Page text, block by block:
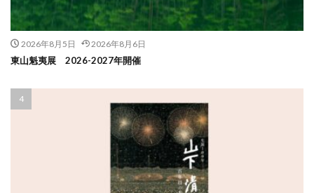
2026年8月5日 2026年8月6日
東山魁夷展 2026-2027年開催